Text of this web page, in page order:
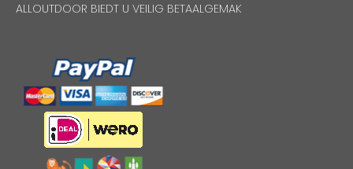
ALLOUTDOOR BIEDT U VEILIG BETAALGEMAK